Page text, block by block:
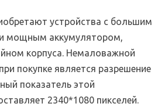
устройства с большим
мощным аккумулятором,
корпуса. Немаловажной
покупке является разрешение
показатель этой
2340*1080 пикселей.